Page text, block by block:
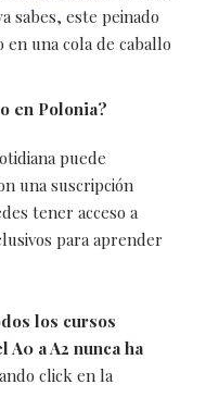
sabes, este peinado
en una cola de caballo
en Polonia?
puede
una suscripción
tener acceso a
para aprender
los cursos
a A2 nunca ha
click en la